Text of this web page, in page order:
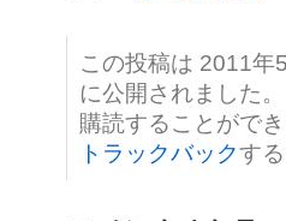
この投稿は 2011
に公開されました
購読することがで
トラックバックす